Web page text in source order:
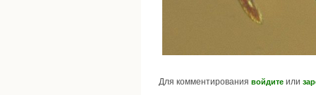
Для комментирования войдите или